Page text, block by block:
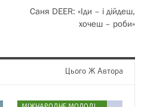
Саня DEER: «Іди – і дійдеш,
хочеш – роби»
Цього Ж Автора